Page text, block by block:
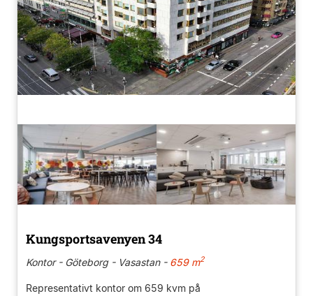
Kungsportsavenyen 34
Kontor - Göteborg - Vasastan -659 m2
Representativt kontor om 659 kvm på